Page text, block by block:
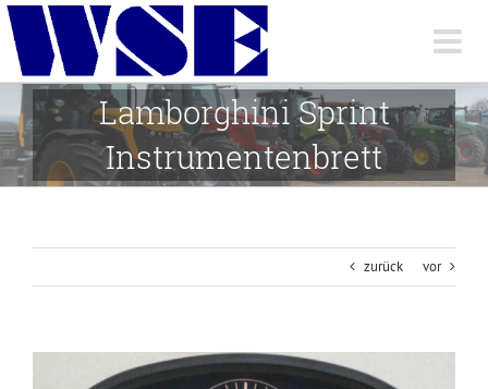
Skip
content
Lamborghini Sprint
Instrumentenbrett
zurück vor